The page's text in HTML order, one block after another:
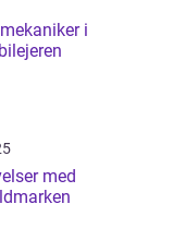
i
med